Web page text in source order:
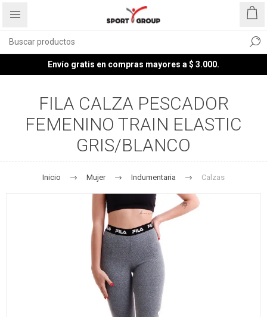
Envío gratis en compras mayores a $ 3.000.
FILA CALZA PESCADOR
FEMENINO TRAIN ELASTIC
GRIS/BLANCO
Inicio Mujer Indumentaria Calzas